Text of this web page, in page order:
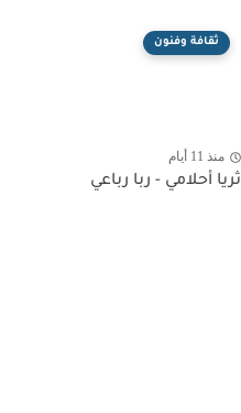
ثقافة وفنون
منذ 11 أيام
ثريا أحلامي - ربا رباعي